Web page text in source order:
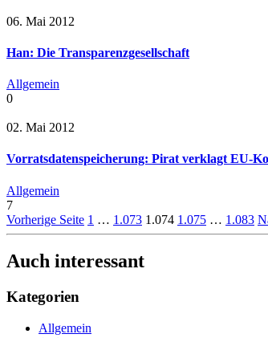
06. Mai 2012
Han: Die Transparenzgesellschaft
Allgemein
0
02. Mai 2012
Vorratsdatenspeicherung: Pirat verklagt EU-
Allgemein
7
Vorherige Seite 1 … 1.073 1.074 1.075 … 1.083
Auch interessant
Kategorien
Allgemein